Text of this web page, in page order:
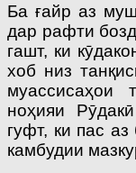
Ба ғайр аз
дар рафти
гашт, ки
хоб низ
муассисаҳои
ноҳияи
гуфт, ки пас
камбудии